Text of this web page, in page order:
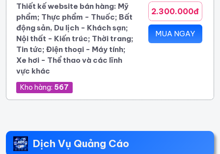
Thiết kế website bán hàng: Mỹ
phẩm; Thực phẩm - Thuốc; Bất
động sản, Du lịch - Khách sạn;
Nội thất - Kiến trúc; Thời trang;
Tin tức; Điện thoại - Máy tính;
Xe hơi - Thể thao và các lĩnh
vực khác
Kho hàng: 567
2.300.000đ
MUA NGAY
Dịch Vụ Quảng Cáo